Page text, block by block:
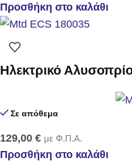
Προσθήκη στο καλάθι
Ηλεκτρικό
Σε απόθεμα
129,00 € με Φ.Π.Α.
Προσθήκη στο καλάθι